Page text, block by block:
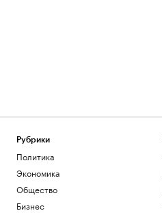
Рубрики
Политика
Экономика
Общество
Бизнес